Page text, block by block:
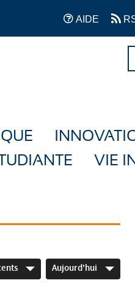
AIDE
VIE
Aujourd'hui